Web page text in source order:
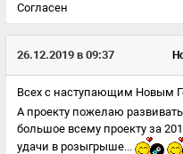
Согласен
26.12.2019 в 09:37
Всех с наступающим Новым
А проекту пожелаю
большое всему проекту за
удачи в розыгрыше...